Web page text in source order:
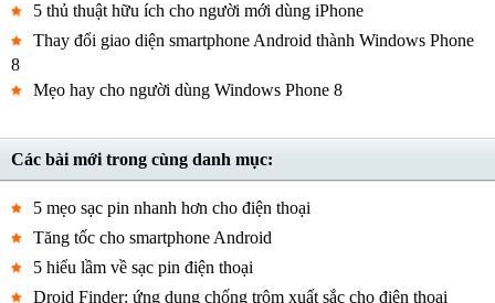
5 thủ thuật hữu ích cho người mới dùng iPhone
Thay đổi giao diện smartphone Android thành Windows Phone
8
Mẹo hay cho người dùng Windows Phone 8
Các bài mới trong cùng danh mục:
5 mẹo sạc pin nhanh hơn cho điện thoại
Tăng tốc cho smartphone Android
5 hiểu lầm về sạc pin điện thoại
Droid Finder: ứng dụng chống trộm xuất sắc cho điện thoại